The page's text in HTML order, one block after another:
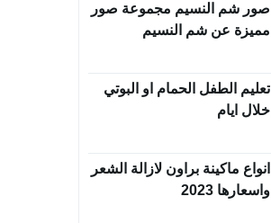
صور شم النسيم مجموعة صور
مميزة عن شم النسيم
تعليم الطفل الحمام او البوتي
خلال ايام
انواع ماكينة براون لازالة الشعر
واسعارها 2023